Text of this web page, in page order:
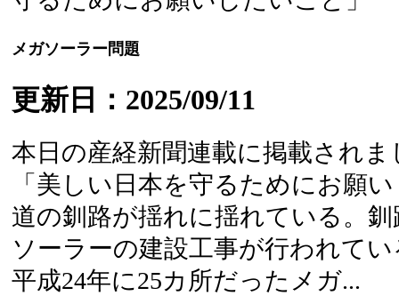
メガソーラー問題
更新日：2025/09/11
本日の産経新聞連載に掲載され
「美しい日本を守るためにお願
道の釧路が揺れに揺れている。
ソーラーの建設工事が行われて
平成24年に25カ所だったメガ...